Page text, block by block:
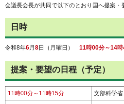
会議長会長が共同で以下のとおり国へ提案・
日時
令和8年6月 8日（月曜日） 11時00分～14
提案・要望の日程（予定）
11時00分～11時15分 文部科学省